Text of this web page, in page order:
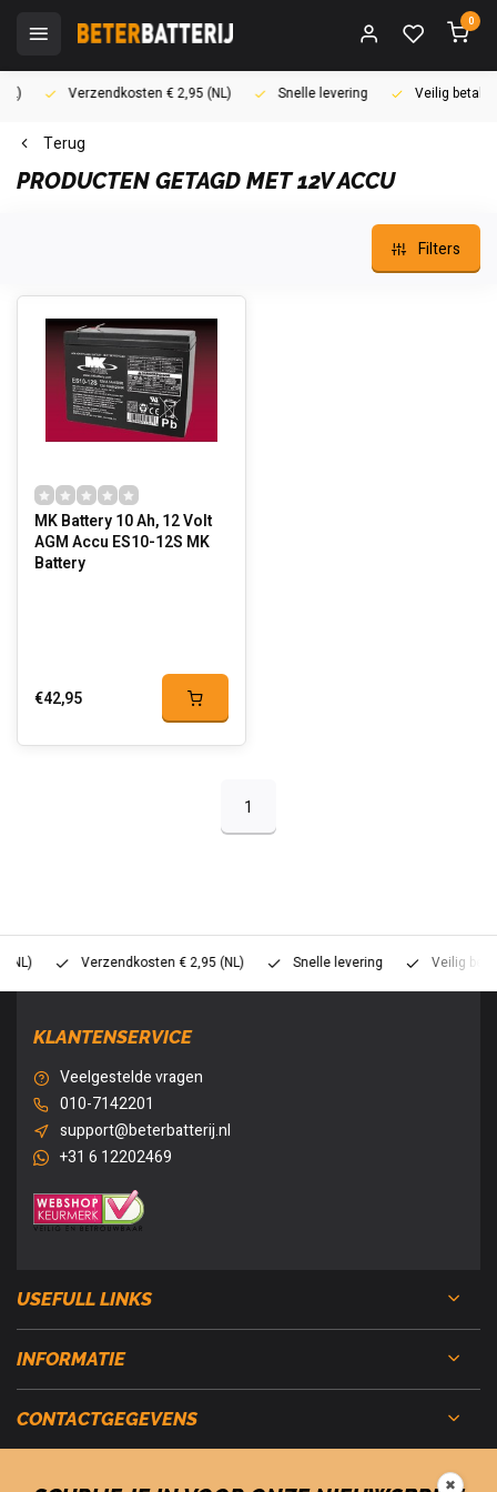
0
Verzendkosten € 2,95 (NL) Snelle levering Veilig betalen
Terug
PRODUCTEN GETAGD MET 12V ACCU
Filters
MK Battery 10 Ah, 12 Volt
AGM Accu ES10-12S MK
Battery
€42,95
1
Verzendkosten € 2,95 (NL) Snelle levering Veilig betalen
KLANTENSERVICE
Veelgestelde vragen
010-7142201
support@beterbatterij.nl
+31 6 12202469
USEFULL LINKS
INFORMATIE
CONTACTGEGEVENS
✖